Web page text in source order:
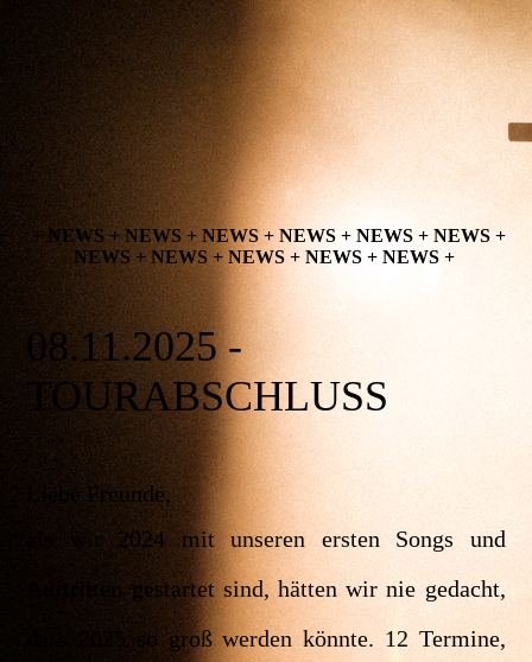
+ NEWS + NEWS + NEWS + NEWS + NEWS + NEWS +
NEWS + NEWS + NEWS + NEWS + NEWS +
08.11.2025 -
TOURABSCHLUSS
Liebe Freunde,
als wir 2024 mit unseren ersten Songs und
Auftritten gestartet sind, hätten wir nie gedacht,
dass 2025 so groß werden könnte. 12 Termine,